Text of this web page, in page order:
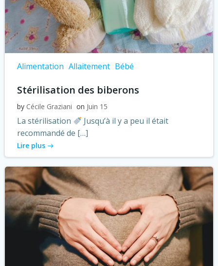
Alimentation Allaitement Bébé
Stérilisation des biberons
by Cécile Graziani on Juin 15
La stérilisation
Jusqu’à il y a peu il était
recommandé de […]
Lire plus